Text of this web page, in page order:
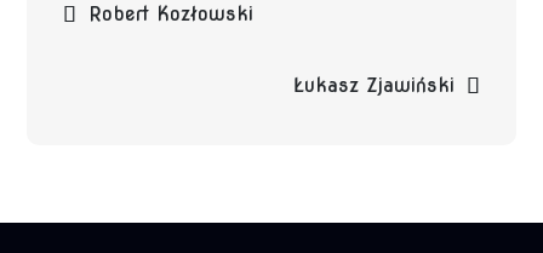
Robert Kozłowski
Łukasz Zjawiński